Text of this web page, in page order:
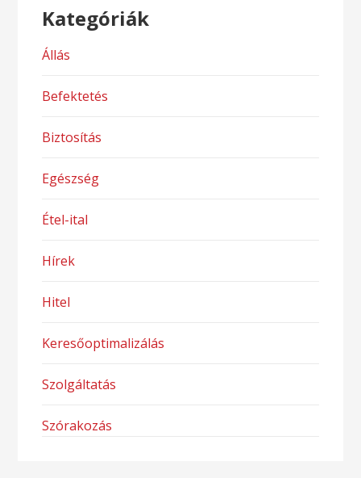
Kategóriák
Állás
Befektetés
Biztosítás
Egészség
Étel-ital
Hírek
Hitel
Keresőoptimalizálás
Szolgáltatás
Szórakozás